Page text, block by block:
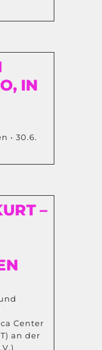
IN
• 30.6.
–
Center
an der